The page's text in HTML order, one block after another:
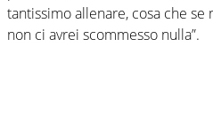
tantissimo allenare, cosa che
non ci avrei scommesso nulla”.